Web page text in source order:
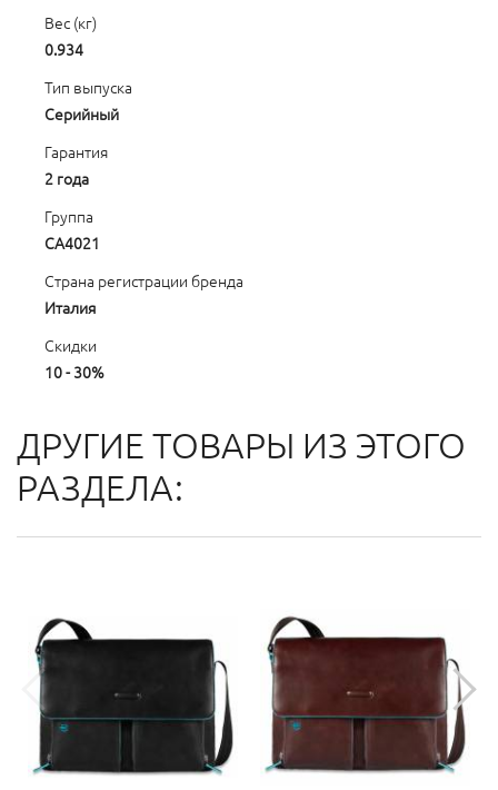
Вес (кг)
0.934
Тип выпуска
Серийный
Гарантия
2 года
Группа
CA4021
Страна регистрации бренда
Италия
Скидки
10 - 30%
ДРУГИЕ ТОВАРЫ ИЗ ЭТОГО
РАЗДЕЛА: